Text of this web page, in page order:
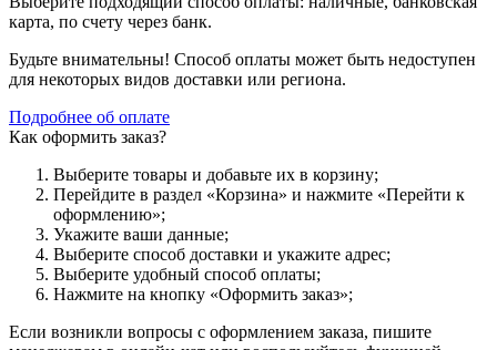
карта, по счету через банк.
Будьте внимательны! Способ оплаты может быть недоступен
для некоторых видов доставки или региона.
Подробнее об оплате
Как оформить заказ?
Выберите товары и добавьте их в корзину;
Перейдите в раздел «Корзина» и нажмите «Перейти к
оформлению»;
Укажите ваши данные;
Выберите способ доставки и укажите адрес;
Выберите удобный способ оплаты;
Нажмите на кнопку «Оформить заказ»;
Если возникли вопросы с оформлением заказа, пишите